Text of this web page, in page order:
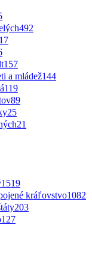
492
157
a mládež144
119
89
25
21
1519
kráľovstvo1082
203
127